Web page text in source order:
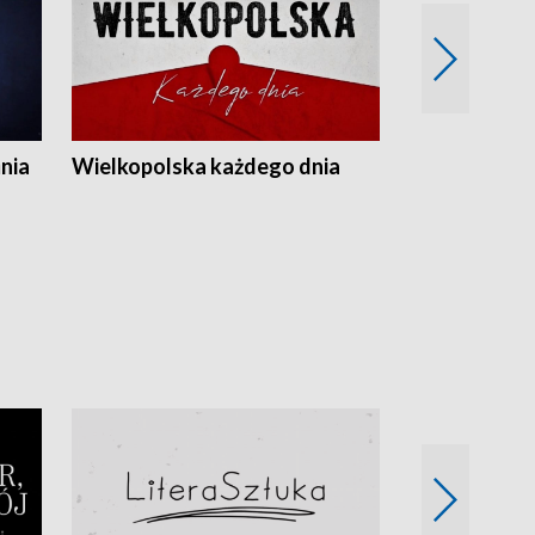
Wielkopolska każdego dnia